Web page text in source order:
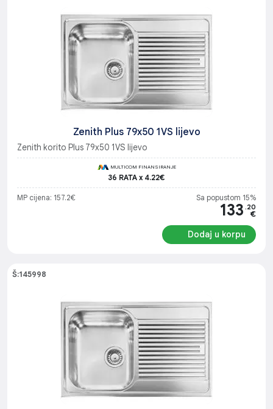
Zenith Plus 79x50 1VS lijevo
Zenith korito Plus 79x50 1VS lijevo
MULTICOM FINANSIRANJE
36 RATA x 4.22€
MP cijena: 157.2€ Sa popustom 15%
133 .20
€
Dodaj u korpu
Š:145998